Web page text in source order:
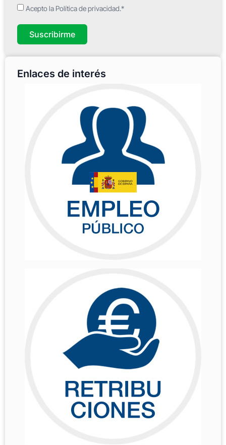
Acepto la Política de privacidad.*
Suscribirme
Enlaces de interés